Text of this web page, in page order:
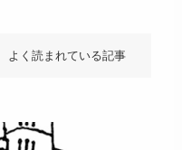
よく読まれている記事